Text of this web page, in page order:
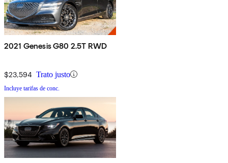
2021 Genesis G80 2.5T RWD
$23,594 Trato justo
Incluye tarifas de conc.